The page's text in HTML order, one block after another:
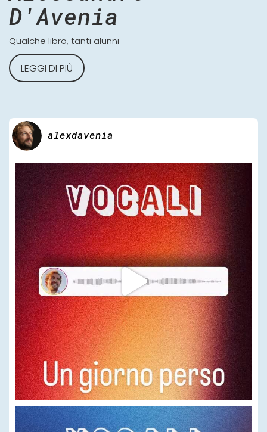
D'Avenia
Qualche libro, tanti alunni
LEGGI DI PIÙ
alexdavenia